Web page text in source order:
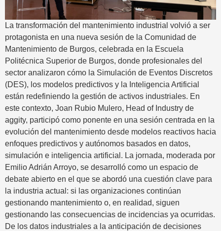
La transformación del mantenimiento industrial volvió a ser
protagonista en una nueva sesión de la Comunidad de
Mantenimiento de Burgos, celebrada en la Escuela
Politécnica Superior de Burgos, donde profesionales del
sector analizaron cómo la Simulación de Eventos Discretos
(DES), los modelos predictivos y la Inteligencia Artificial
están redefiniendo la gestión de activos industriales. En
este contexto, Joan Rubio Mulero, Head of Industry de
aggity, participó como ponente en una sesión centrada en la
evolución del mantenimiento desde modelos reactivos hacia
enfoques predictivos y autónomos basados en datos,
simulación e inteligencia artificial. La jornada, moderada por
Emilio Adrián Arroyo, se desarrolló como un espacio de
debate abierto en el que se abordó una cuestión clave para
la industria actual: si las organizaciones continúan
gestionando mantenimiento o, en realidad, siguen
gestionando las consecuencias de incidencias ya ocurridas.
De los datos industriales a la anticipación de decisiones